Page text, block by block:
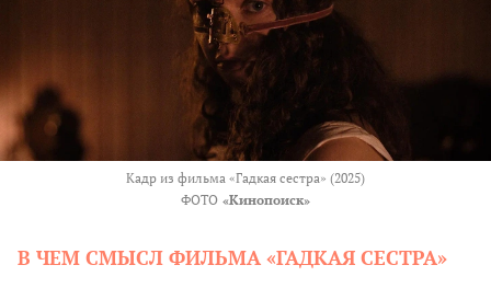
Кадр из фильма «Гадкая сестра» (2025)
ФОТО «Кинопоиск»
В ЧЕМ СМЫСЛ ФИЛЬМА «ГАДКАЯ СЕСТРА»